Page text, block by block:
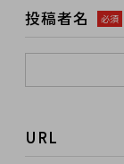
投稿者名 必須
URL